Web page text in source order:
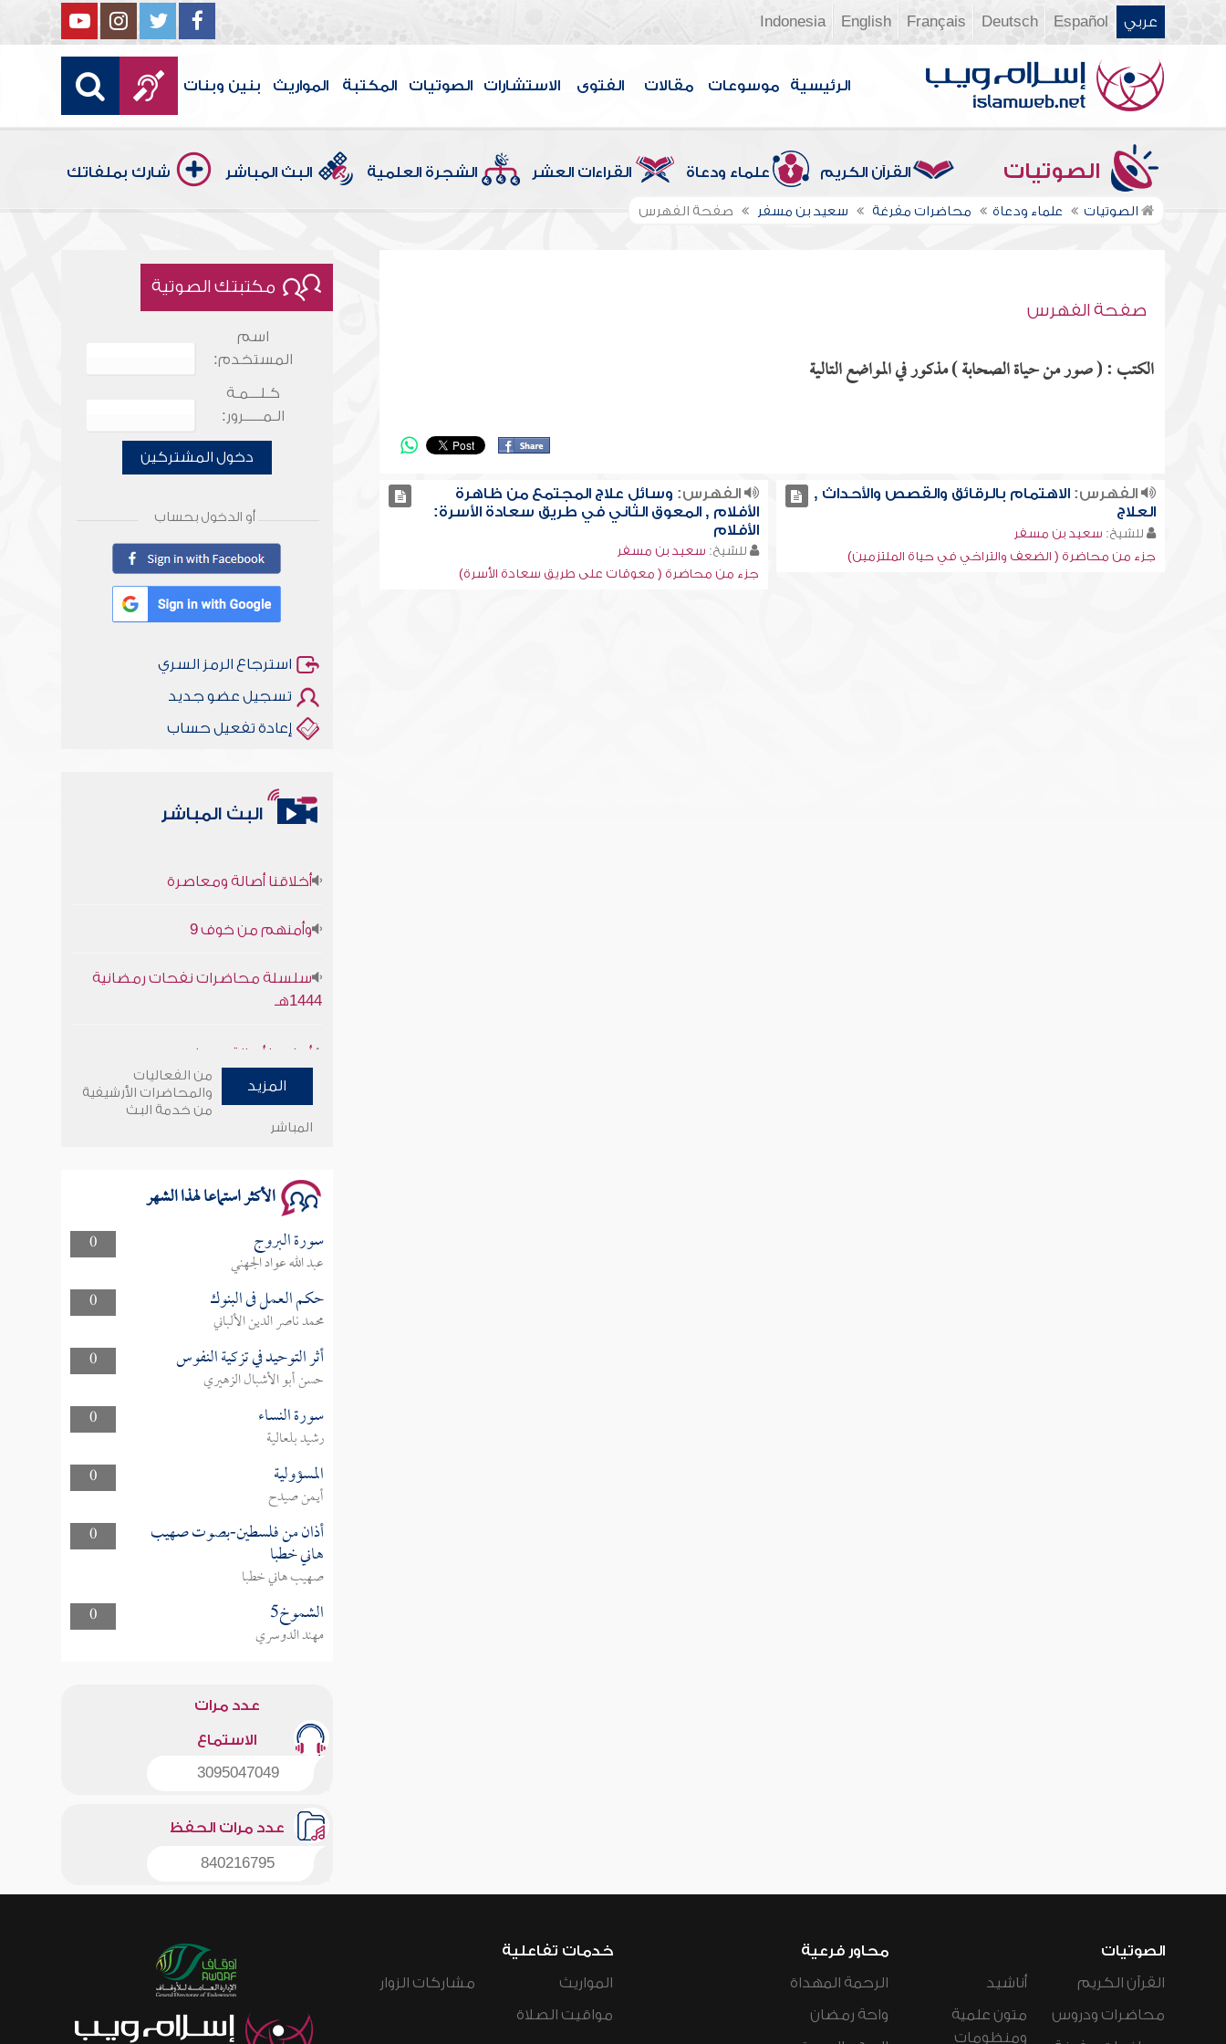
عربي Español
Deutsch
Français
English
Indonesia
الرئيسية موسوعات مقالات الفتوى الاستشارات الصوتيات المكتبة المواريث بنين وبنات
الصوتيات القرآن الكريم علماء ودعاة القراءات العشر الشجرة العلمية البث المباشر شارك بملفاتك
الصوتيات علماء ودعاة محاضرات مفرغة سعيد بن مسفر صفحة الفهرس
صفحة الفهرس
الكتب : ( صور من حياة الصحابة ) مذكور في المواضع التالية
الفهرس:الاهتمام بالرقائق والقصص والأحداث ,
العلاج
للشيخ: سعيد بن مسفر
جزء من محاضرة ( الضعف والتراخي في حياة الملتزمين)
الفهرس: وسائل علاج المجتمع من ظاهرة
الأفلام , المعوق الثاني في طريق سعادة الأسرة:
الأفلام
للشيخ: سعيد بن مسفر
جزء من محاضرة ( معوقات على طريق سعادة الأسرة)
مكتبتك الصوتية
اسم
المستخدم:
كـلـــمـة
الـمـــــرور:
دخول المشتركين
أو الدخول بحساب
استرجاع الرمز السري
تسجيل عضو جديد
إعادة تفعيل حساب
البث المباشر
1444هـ
وأمنهم من خوف 9
سلسلة محاضرات نفحات رمضانية
المزيد
من الفعاليات
والمحاضرات الأرشيفية
من خدمة البث
المباشر
الأكثر استماعا لهذا الشهر
0 سورة البروج
عبد الله عواد الجهني
0
حكم العمل فى البنوك
محمد ناصر الدين الألباني
0
أثر التوحيد في تزكية النفوس
حسن أبو الأشبال الزهيري
0
سورة النساء
رشيد بلعالية
0
المسؤولية
أيمن صيدح
0
أذان من فلسطين-بصوت صهيب
هاني خطبا
صهيب هاني خطبا
0
الشموخ5
مهند الدوسري
عدد مرات
الاستماع
3095047049
عدد مرات الحفظ
840216795
الصوتيات
القرآن الكريم
محاضرات ودروس
أناشيد
متون علمية
ومنظومات
محاور فرعية
الرحمة المهداة
واحة رمضان
خدمات تفاعلية
المواريث
مواقيت الصلاة
مشاركات الزوار